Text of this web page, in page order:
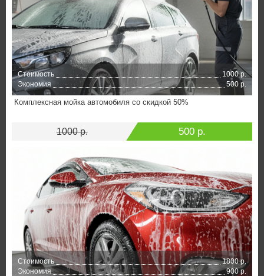
Стоимость
1000 р.
Экономия
500 р.
Комплексная мойка автомобиля со скидкой 50%
1000 р. 500 р.
Стоимость
1800 р.
Экономия
900 р.